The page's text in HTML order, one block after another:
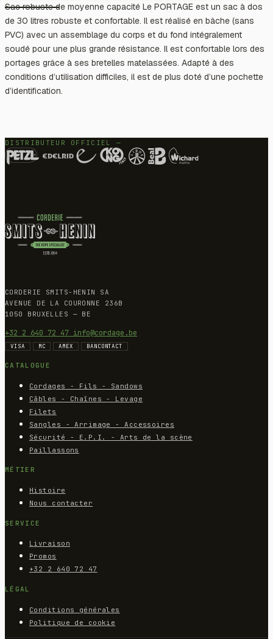
Sac robuste de moyenne capacité Le PORTAGE est un sac à dos
de 30 litres robuste et confortable. Il est réalisé en bâche (sans
PVC) avec un assemblage du corps et du fond intégralement
soudé pour une plus grande résistance. Il est confortable lors des
portages grâce à ses bretelles matelassées. Adapté à des
conditions d’utilisation difficiles, il est de plus doté d’une pochette
d’identification.
DISTRIBUTEUR OFFICIEL —
CORDERIE SMITS-HENIN SA
AVENUE DE LA COURONNE 236B
1050 BRUXELLES — BE
+32 2 640 72 47 info@cordage.be
VISA MC AMEX BANCONTACT
CATALOGUE
Cordages - Fils - Sandows
Câbles - Chaînes - Levage
Filets
Sangles - Arrimage - Accessoires
Sécurité - E.P.I. - Arts de la scène
Paillassons
MÉTIER
Histoire
Nous contacter
SERVICE
Livraison
Promos
+32 2 640 72 47
LÉGAL
Conditions générales
Politique de cookie